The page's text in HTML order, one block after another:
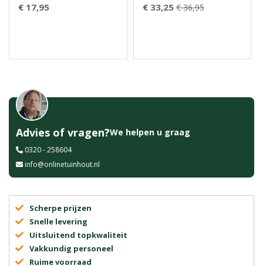
€ 17,95 € 33,25 € 36,95
Advies of vragen?We helpen u graag
0320 - 258604
info@onlinetuinhout.nl
Scherpe prijzen
Snelle levering
Uitsluitend topkwaliteit
Vakkundig personeel
Ruime voorraad